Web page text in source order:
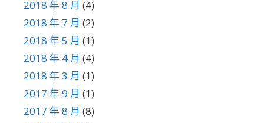
2018 年 8 月 (4)
2018 年 7 月 (2)
2018 年 5 月 (1)
2018 年 4 月 (4)
2018 年 3 月 (1)
2017 年 9 月 (1)
2017 年 8 月 (8)